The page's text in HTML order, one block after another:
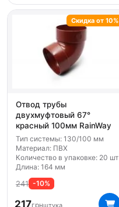
Отвод трубы
двухмуфтовый 67°
красный 100мм RainWay
Тип системы: 130/100 мм
Материал: ПВХ
Количество в упаковке: 20 шт
Длина: 164 мм
241 -10%
217грнштука
Скидка от 10%